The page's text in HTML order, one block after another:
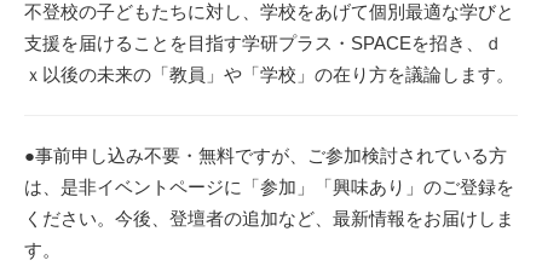
不登校の子どもたちに対し、学校をあげて個別最適な学びと
支援を届けることを目指す学研プラス・SPACEを招き、ｄ
ｘ以後の未来の「教員」や「学校」の在り方を議論します。
●事前申し込み不要・無料ですが、ご参加検討されている方
は、是非イベントページに「参加」「興味あり」のご登録を
ください。今後、登壇者の追加など、最新情報をお届けしま
す。